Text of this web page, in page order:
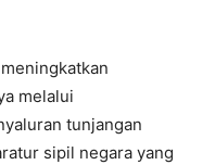
melalui
tunjangan
sipil negara yang